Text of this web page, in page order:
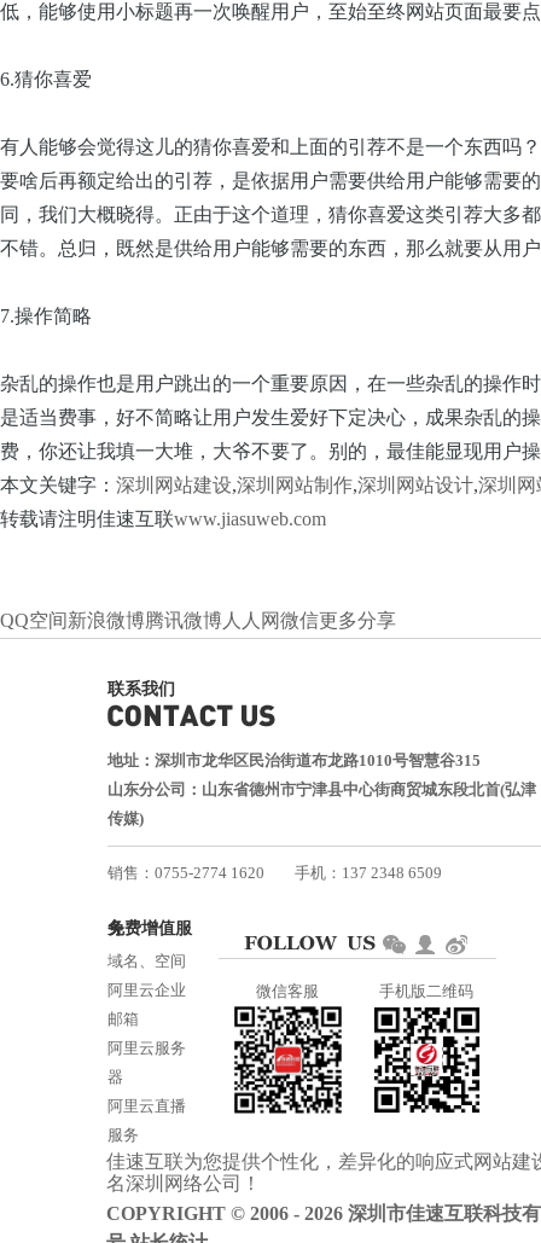
低，能够使用小标题再一次唤醒用户，至始至终网站页面最要
6.猜你喜爱
有人能够会觉得这儿的猜你喜爱和上面的引荐不是一个东西吗
要啥后再额定给出的引荐，是依据用户需要供给用户能够需要
同，我们大概晓得。正由于这个道理，猜你喜爱这类引荐大多
不错。总归，既然是供给用户能够需要的东西，那么就要从用
7.操作简略
杂乱的操作也是用户跳出的一个重要原因，在一些杂乱的操作
是适当费事，好不简略让用户发生爱好下定决心，成果杂乱的
费，你还让我填一大堆，大爷不要了。别的，最佳能显现用户
本文关键字： 深圳网站建设,深圳网站制作,深圳网站设计,深圳网
转载请注明佳速互联www.jiasuweb.com
QQ空间新浪微博腾讯微博 人人网微信更多分享
联系我们
地址：深圳市龙华区民治街道布龙路1010号智慧谷315
山东分公司：山东省德州市宁津县中心街商贸城东段北首(弘津
传媒)
销售：0755-2774 1620
手机：137 2348 6509
邮箱：services@jiasuweb.com
免费增值服务
域名、空间
阿里云企业
邮箱
阿里云服务
器
阿里云直播
服务
阿里云ICP备
案
微信客服 手机版二维码
佳速互联为您提供个性化，差异化的响应式网站建
名深圳网络公司
！
COPYRIGHT © 2006 - 2026 深圳市佳速互联科技